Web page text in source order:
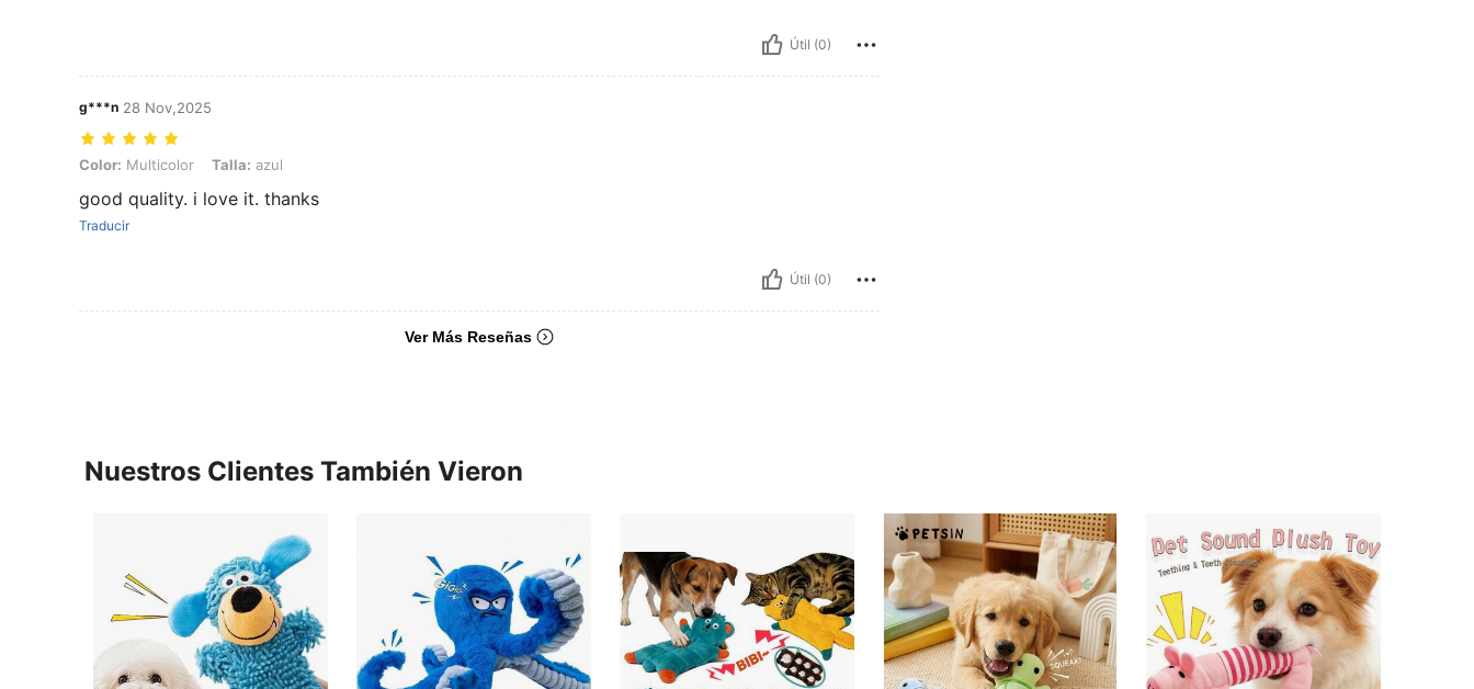
Útil (0)
g***n 28 Nov,2025
Color: Multicolor, Talla: azul
Color: Multicolor Talla: azul
good quality. i love it. thanks
Traducir
Útil (0)
Ver Más Reseñas
Nuestros Clientes También Vieron